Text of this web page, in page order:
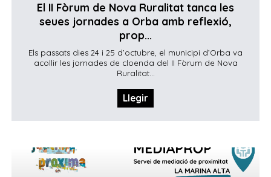
El II Fòrum de Nova Ruralitat tanca les
seues jornades a Orba amb reflexió,
prop...
Els passats dies 24 i 25 d’octubre, el municipi d’Orba va
acollir les jornades de cloenda del II Fòrum de Nova
Ruralitat...
Llegir